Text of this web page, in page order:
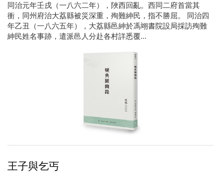
同治元年壬戌（一八六二年），陜西回亂。西同二府首當其
衝，同州府治大荔縣被災深重，殉難紳民，指不勝屈。 同治四
年乙丑（一八六五年），大荔縣邑紳於馮翊書院設局採訪殉難
紳民姓名事跡，遣派邑人分赴各村詳悉覆...
王子與乞丐